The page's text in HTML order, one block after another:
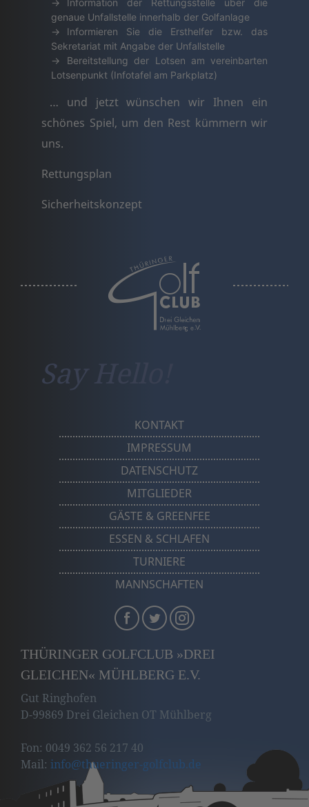
Information der Rettungsstelle über die
genaue Unfallstelle innerhalb der Golfanlage
Informieren Sie die Ersthelfer bzw. das
Sekretariat mit Angabe der Unfallstelle
Bereitstellung der Lotsen am vereinbarten
Lotsenpunkt (Infotafel am Parkplatz)
… und jetzt wünschen wir Ihnen ein
schönes Spiel, um den Rest kümmern wir
uns.
Rettungsplan
Sicherheitskonzept
a
Say Hello!
KONTAKT
IMPRESSUM
DATENSCHUTZ
MITGLIEDER
GÄSTE & GREENFEE
ESSEN & SCHLAFEN
TURNIERE
MANNSCHAFTEN
THÜRINGER GOLFCLUB »DREI
GLEICHEN« MÜHLBERG E.V.
Gut Ringhofen
D-99869 Drei Gleichen OT Mühlberg
Fon: 0049 362 56 217 40
Mail: info@thueringer-golfclub.de